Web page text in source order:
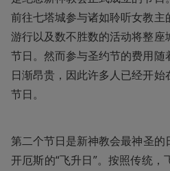
前往七塔城参与诸如聆听女教
游行以及数不胜数的活动将整座
节日。然而参与圣约节的费用
日渐昂贵，因此许多人已经开
节日。
第二个节日是新神教会最神圣
开厄斯的“飞升日”。按照传统